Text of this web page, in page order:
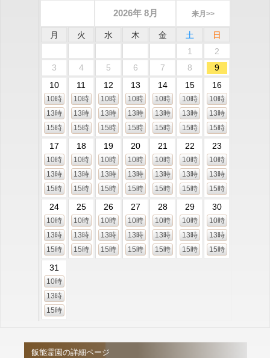
2026年 8月 来月>>
月 火 水 木 金 土
日
1
2
3
4 5 6 7 8
9
10
10時
13時
15時
11
10時
13時
15時
12
10時
13時
15時
13
10時
13時
15時
14
10時
13時
15時
15
10時
13時
15時
16
10時
13時
15時
17
10時
13時
15時
18
10時
13時
15時
19
10時
13時
15時
20
10時
13時
15時
21
10時
13時
15時
22
10時
13時
15時
23
10時
13時
15時
24
10時
13時
15時
25
10時
13時
15時
26
10時
13時
15時
27
10時
13時
15時
28
10時
13時
15時
29
10時
13時
15時
30
10時
13時
15時
31
10時
13時
15時
飯能霊園の詳細ページ